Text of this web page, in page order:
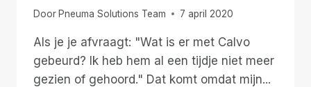
Door Pneuma Solutions Team 7 april 2020
Als je je afvraagt: "Wat is er met Calvo
gebeurd? Ik heb hem al een tijdje niet meer
gezien of gehoord." Dat komt omdat mijn...